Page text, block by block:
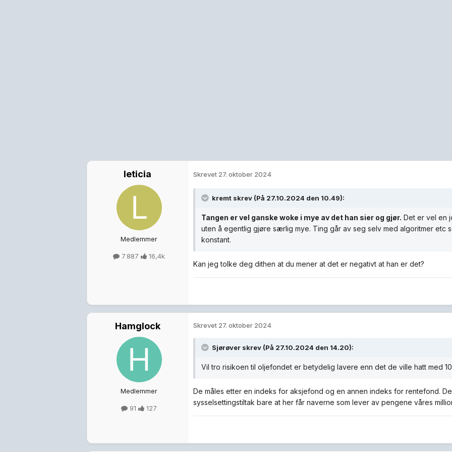
leticia
Medlemmer
7 887 16,4k
Skrevet 27. oktober 2024
kremt skrev (På 27.10.2024 den 10.49):
Tangen er vel ganske woke i mye av det han sier og gjør. Det er vel en
uten å egentlig gjøre særlig mye. Ting går av seg selv med algoritmer etc
konstant.
Kan jeg tolke deg dithen at du mener at det er negativt at han er det?
Hamglock
Medlemmer
91 127
Skrevet 27. oktober 2024
Sjørøver skrev (På 27.10.2024 den 14.20):
Vil tro risikoen til oljefondet er betydelig lavere enn det de ville hatt med
De måles etter en indeks for aksjefond og en annen indeks for rentefond.
sysselsettingstiltak bare at her får naverne som lever av pengene våres